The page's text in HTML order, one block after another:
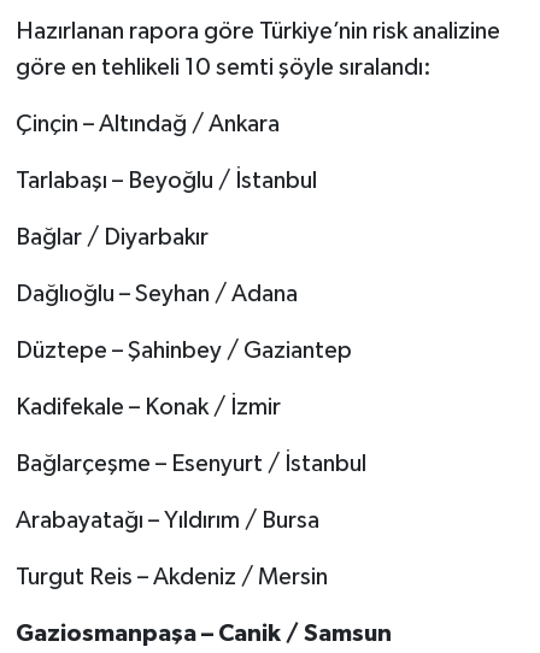
Hazırlanan rapora göre Türkiye’nin risk analizine
göre en tehlikeli 10 semti şöyle sıralandı:
Çinçin – Altındağ / Ankara
Tarlabaşı – Beyoğlu / İstanbul
Bağlar / Diyarbakır
Dağlıoğlu – Seyhan / Adana
Düztepe – Şahinbey / Gaziantep
Kadifekale – Konak / İzmir
Bağlarçeşme – Esenyurt / İstanbul
Arabayatağı – Yıldırım / Bursa
Turgut Reis – Akdeniz / Mersin
Gaziosmanpaşa – Canik / Samsun